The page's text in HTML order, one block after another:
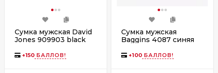
Сумка мужская David
Jones 909903 black
+150 БАЛЛОВ!
Сумка мужская
Baggins 4087 синяя
+100 БАЛЛОВ!